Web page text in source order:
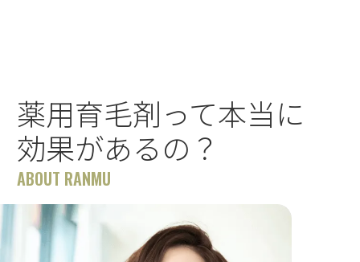
薬用育毛剤って本当に
効果があるの？
ABOUT RANMU